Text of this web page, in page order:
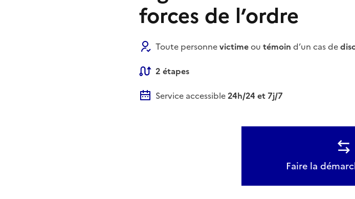
forces de l’ordre
Toute personnevictimeou témoin d’un cas de
2 étapes
Service accessible24h/24 et 7j/7
Faire la